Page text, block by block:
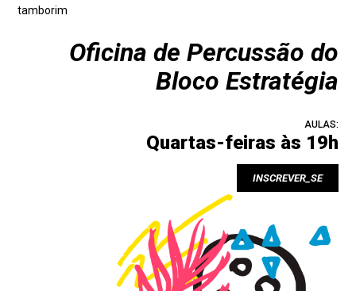
tamborim
Oficina de Percussão do
Bloco Estratégia
AULAS:
Quartas-feiras às 19h
INSCREVER_SE